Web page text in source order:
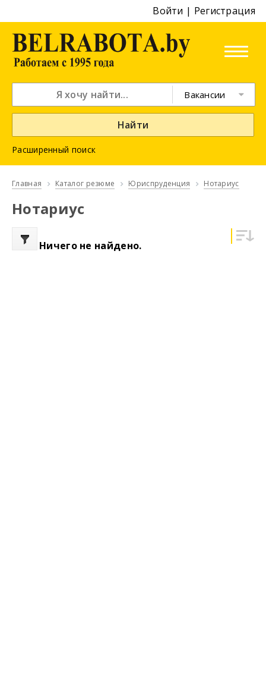
Войти | Регистрация
Вакансии
Найти
Расширенный поиск
Главная Каталог резюме Юриспруденция Нотариус
Нотариус
Ничего не найдено.